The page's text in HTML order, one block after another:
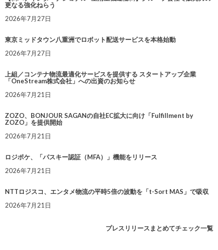
更なる強化ねらう
2026年7月27日
東京ミッドタウン八重洲でロボット配送サービスを本格始動
2026年7月27日
上組／コンテナ物流最適化サービスを提供する スタートアップ企業
「OneStream株式会社」への出資のお知らせ
2026年7月21日
ZOZO、BONJOUR SAGANの自社EC拡大に向け「Fulfillment by
ZOZO」を提供開始
2026年7月21日
ロジポケ、「パスキー認証（MFA）」機能をリリース
2026年7月21日
NTTロジスコ、エンタメ物流の平時5倍の波動を「t-Sort MAS」で吸収
2026年7月21日
プレスリリースまとめてチェック一覧